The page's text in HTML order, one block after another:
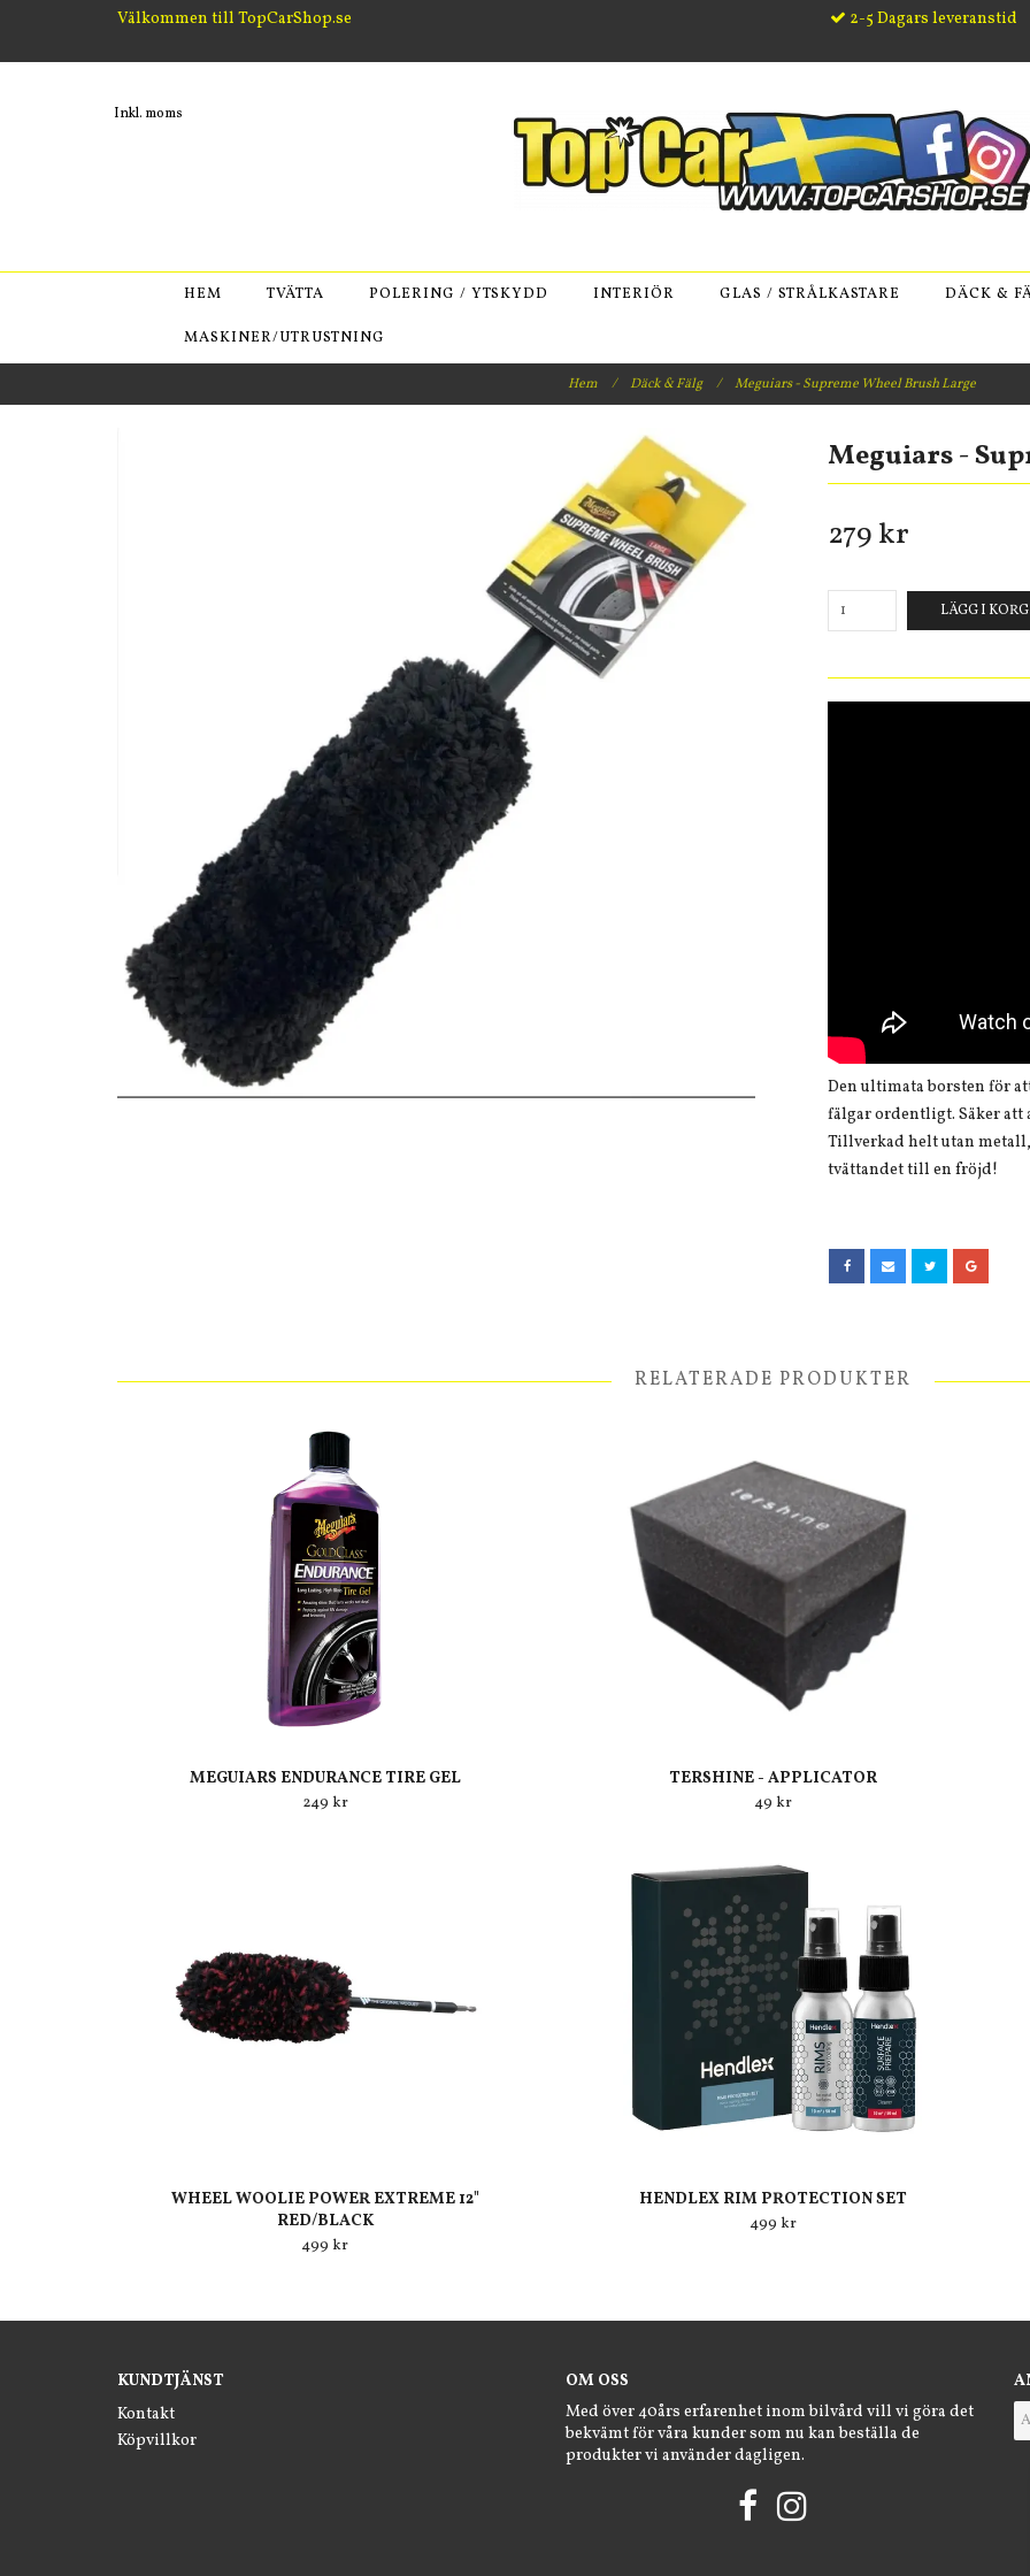
Välkommen till TopCarShop.se 2-5 Dagars leveranstid
Inkl. moms
HEM TVÄTTA POLERING / YTSKYDD INTERIÖR GLAS / STRÅLKASTARE DÄCK &
MASKINER/UTRUSTNING
Hem / Däck & Fälg / Meguiars - Supreme Wheel Brush Large
Meguiars -
279 kr
LÄGG I
Den ultimata borsten för
fälgar ordentligt. Säker att
Tillverkad helt utan
tvättandet till en fröjd!
RELATERADE PRODUKTER
MEGUIARS ENDURANCE TIRE GEL
249 kr
TERSHINE - APPLICATOR
49 kr
WHEEL WOOLIE POWER EXTREME 12"
RED/BLACK
499 kr
HENDLEX RIM PROTECTION SET
499 kr
KUNDTJÄNST
Kontakt
Köpvillkor
OM OSS
Med över 40års erfarenhet inom bilvård vill vi göra det
bekvämt för våra kunder som nu kan beställa de
produkter vi använder dagligen.